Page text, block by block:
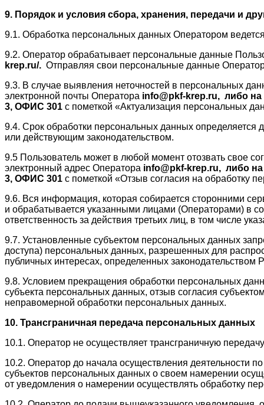
9. Порядок и условия сбора, хранения, передачи и
9.1. Обработка персональных данных Оператором
9.2. Оператор обрабатывает персональные данные
krep.ru/. Отправляя свои персональные данные
9.3. В случае выявления неточностей в персональных
электронной почты Оператора info@pkf-krep.ru, либо на
3, ОФИС 301 с пометкой «Актуализация персональных
9.4. Срок обработки персональных данных
или действующим законодательством.
9.5 Пользователь может в любой момент отозвать свое
электронный адрес Оператора info@pkf-krep.ru, либо
3, ОФИС 301 с пометкой «Отзыв согласия на обработку
9.6. Вся информация, которая собирается сторонними
и обрабатывается указанными лицами (Операторами) в
ответственность за действия третьих лиц, в том числе
9.7. Установленные субъектом персональных данных
доступа) персональных данных, разрешенных для
публичных интересах, определенных законодательством
9.8. Условием прекращения обработки персональных
субъекта персональных данных, отзыв согласия
неправомерной обработки персональных данных.
10. Трансграничная передача персональных данных
10.1. Оператор не осуществляет трансграничную
10.2. Оператор до начала осуществления деятельности
субъектов персональных данных о своем намерении
от уведомления о намерении осуществлять обработку